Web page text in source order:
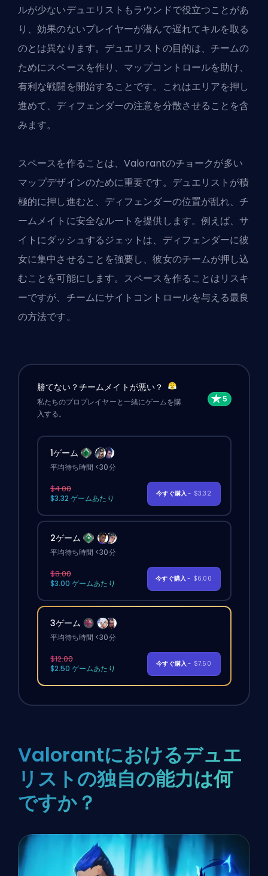
ルが少ないデュエリストもラウンドで役立つことがあ
り、効果のないプレイヤーが潜んで遅れてキルを取る
のとは異なります。デュエリストの目的は、チームの
ためにスペースを作り、マップコントロールを助け、
有利な戦闘を開始することです。これはエリアを押し
進めて、ディフェンダーの注意を分散させることを含
みます。
スペースを作ることは、Valorantのチョークが多い
マップデザインのために重要です。デュエリストが積
極的に押し進むと、ディフェンダーの位置が乱れ、チ
ームメイトに安全なルートを提供します。例えば、サ
イトにダッシュするジェットは、ディフェンダーに彼
女に集中させることを強要し、彼女のチームが押し込
むことを可能にします。スペースを作ることはリスキ
ーですが、チームにサイトコントロールを与える最良
の方法です。
勝てない？チームメイトが悪い？
私たちのプロプレイヤーと一緒にゲームを購
入する。
1ゲーム
平均待ち時間 <30分
$4.00
$3.32 ゲームあたり
今すぐ購入- $3.32
2ゲーム
平均待ち時間 <30分
$8.00
$3.00 ゲームあたり
今すぐ購入- $6.00
3ゲーム
平均待ち時間 <30分
$12.00
$2.50 ゲームあたり
今すぐ購入- $7.50
Valorantにおけるデュエ
リストの独自の能力は何
ですか？